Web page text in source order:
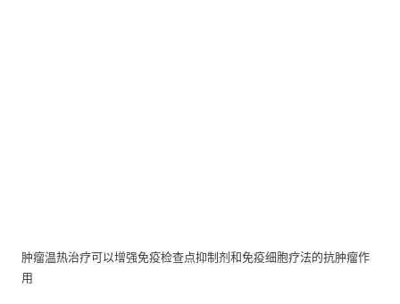
肿瘤温热治疗可以增强免疫检查点抑制剂和免疫细胞疗法的抗肿瘤作
用